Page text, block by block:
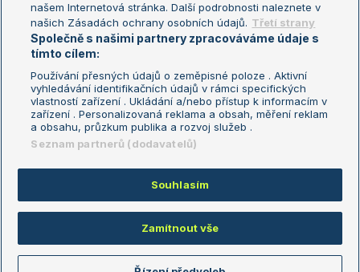
Livesport Daily
LS Prague Open
Podmínky užití
Nastavení soukromí
GDPR a žurnalistika
Reklama
Kontakt
Informace o zpracování osobních
údajů
Copyright © 2008-2026 TenisPortal.cz. Využíváme zpravodajství ČTK.
našem Internetová stránka. Další podrobnosti naleznete v
našich Zásadách ochrany osobních údajů. Třetí strany
Společně s našimi partnery zpracováváme údaje s
tímto cílem:
Používání přesných údajů o zeměpisné poloze . Aktivní
vyhledávání identifikačních údajů v rámci specifických
vlastností zařízení . Ukládání a/nebo přístup k informacím v
zařízení . Personalizovaná reklama a obsah, měření reklam
a obsahu, průzkum publika a rozvoj služeb .
Seznam partnerů (dodavatelů)
Souhlasím
Zamítnout vše